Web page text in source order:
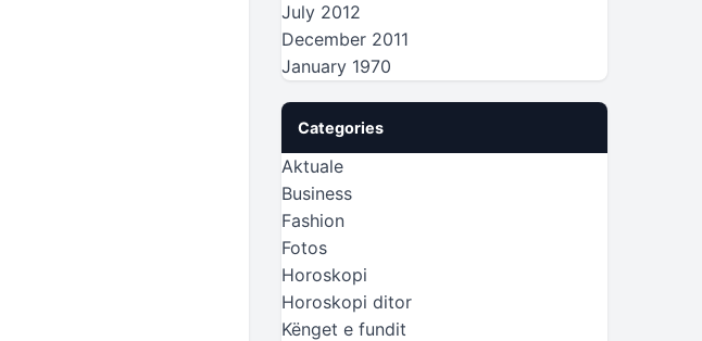
July 2012
December 2011
January 1970
Categories
Aktuale
Business
Fashion
Fotos
Horoskopi
Horoskopi ditor
Kënget e fundit